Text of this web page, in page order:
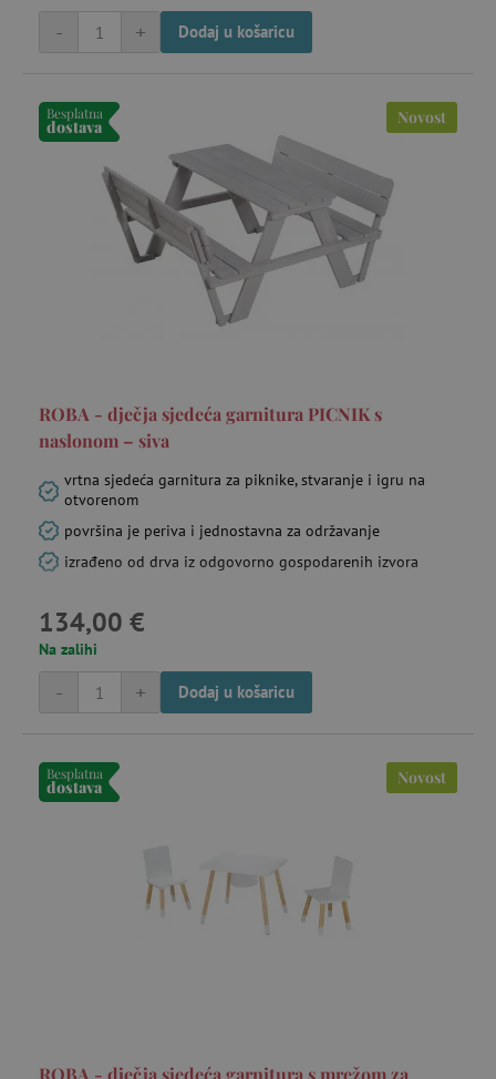
+
- Dodaj u košaricu
Besplatna
dostava Novost
ROBA - dječja sjedeća garnitura PICNIK s
naslonom – siva
vrtna sjedeća garnitura za piknike, stvaranje i igru na
otvorenom
površina je periva i jednostavna za održavanje
izrađeno od drva iz odgovorno gospodarenih izvora
134,00 €
Na zalihi
+
- Dodaj u košaricu
Besplatna
dostava Novost
ROBA - dječja sjedeća garnitura s mrežom za